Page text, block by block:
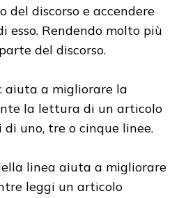
del discorso e accendere
esso. Rendendo molto più
del discorso.
: aiuta a migliorare la
la lettura di un articolo
uno, tre o cinque linee.